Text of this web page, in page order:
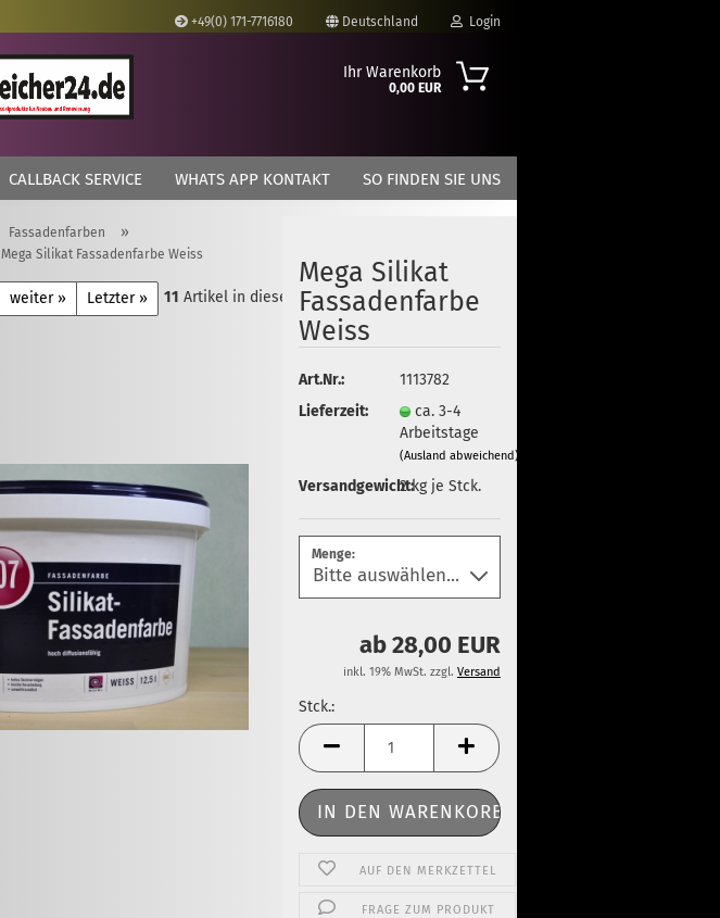
+49(0) 171-7716180 Deutschland
Lieferland
Login
Passwort
Konto erstellen
Passwort vergessen?
Ihr Warenkorb
0,00 EUR
CALLBACK SERVICE WHATS APP KONTAKT SO FINDEN SIE UNS
Fassadenfarben »
Mega Silikat Fassadenfarbe Weiss
weiter » Letzter » 11 Artikel in dieser Kategorie
Mega Silikat
Fassadenfarbe
Weiss
Art.Nr.:
1113782
Lieferzeit:
ca. 3-4
Arbeitstage
(Ausland abweichend)
Versandgewicht:
2kg je Stck.
Menge:
ab 28,00 EUR
inkl. 19% MwSt. zzgl. Versand
Stck.:
Stck.
AUF DEN MERKZETTEL
FRAGE ZUM PRODUKT